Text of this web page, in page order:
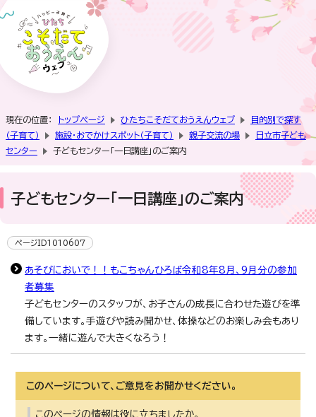
現在の位置： トップページ ひたちこそだておうえんウェブ
目的別で探す
（子育て）
施設・おでかけスポット（子育て） 親子交流の場
日立市子ども
センター
子どもセンター「一日講座」のご案内
子どもセンター「一日講座」のご案内
ページID1010607
あそびにおいで！！もこちゃんひろば令和8年8月、9月分の参加
者募集
子どもセンターのスタッフが、お子さんの成長に合わせた遊びを準
備しています。手遊びや読み聞かせ、体操などのお楽しみ会もあり
ます。一緒に遊んで大きくなろう！
このページについて、ご意見をお聞かせください。
このページの情報は役に立ちましたか。